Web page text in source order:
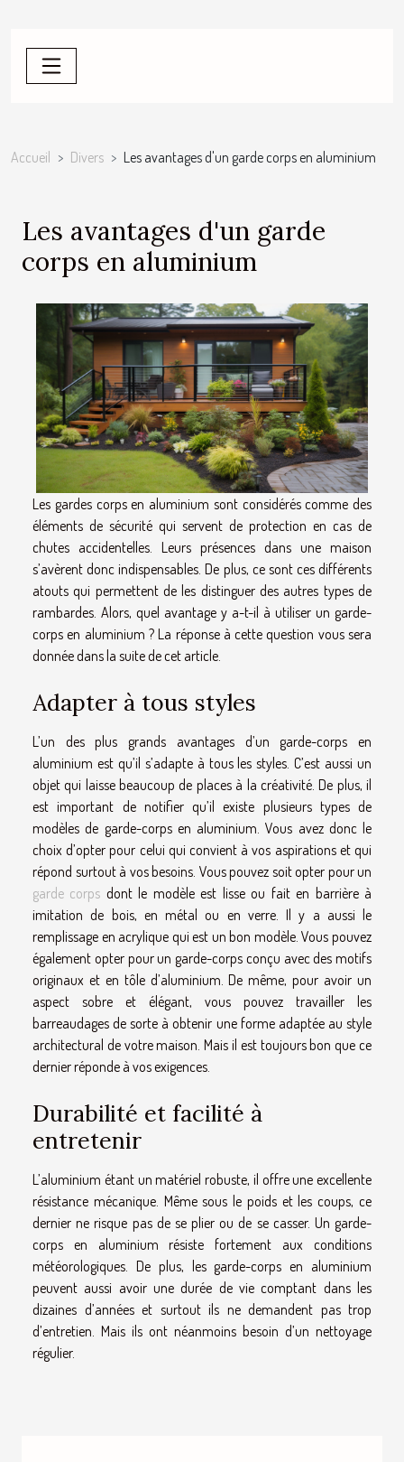
Accueil Divers Les avantages d'un garde corps en aluminium
Les avantages d'un garde
corps en aluminium
Les gardes corps en aluminium sont considérés comme des
éléments de sécurité qui servent de protection en cas de
chutes accidentelles. Leurs présences dans une maison
s’avèrent donc indispensables. De plus, ce sont ces différents
atouts qui permettent de les distinguer des autres types de
rambardes. Alors, quel avantage y a-t-il à utiliser un garde-
corps en aluminium ? La réponse à cette question vous sera
donnée dans la suite de cet article.
Adapter à tous styles
L’un des plus grands avantages d’un garde-corps en
aluminium est qu’il s’adapte à tous les styles. C’est aussi un
objet qui laisse beaucoup de places à la créativité. De plus, il
est important de notifier qu’il existe plusieurs types de
modèles de garde-corps en aluminium. Vous avez donc le
choix d’opter pour celui qui convient à vos aspirations et qui
répond surtout à vos besoins. Vous pouvez soit opter pour un
garde corps dont le modèle est lisse ou fait en barrière à
imitation de bois, en métal ou en verre. Il y a aussi le
remplissage en acrylique qui est un bon modèle. Vous pouvez
également opter pour un garde-corps conçu avec des motifs
originaux et en tôle d’aluminium. De même, pour avoir un
aspect sobre et élégant, vous pouvez travailler les
barreaudages de sorte à obtenir une forme adaptée au style
architectural de votre maison. Mais il est toujours bon que ce
dernier réponde à vos exigences.
Durabilité et facilité à
entretenir
L’aluminium étant un matériel robuste, il offre une excellente
résistance mécanique. Même sous le poids et les coups, ce
dernier ne risque pas de se plier ou de se casser. Un garde-
corps en aluminium résiste fortement aux conditions
météorologiques. De plus, les garde-corps en aluminium
peuvent aussi avoir une durée de vie comptant dans les
dizaines d’années et surtout ils ne demandent pas trop
d’entretien. Mais ils ont néanmoins besoin d’un nettoyage
régulier.